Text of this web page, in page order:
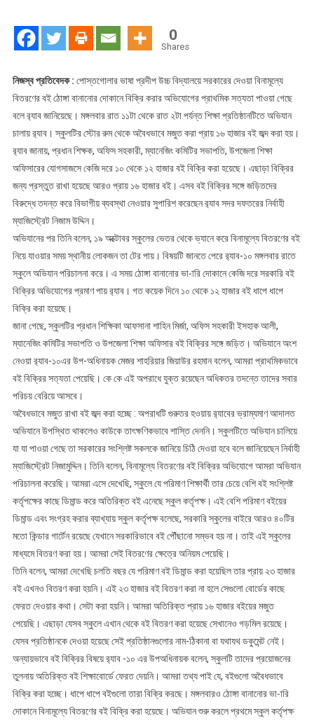
বিক্রি
0
Shares
নিজস্ব প্রতিবেদক : পোস্তগোলার ভাষা প্রদীপ উচ্চ বিদ্যালয়ে সরকারের দেওয়া বিনামূল্যে
বিতরণের বই ঠোঙ্গা বানানোর দোকানে বিক্রি করার অভিযোগের প্রাথমিক সত্যতা পাওয়া গেছে
বলে র‌্যাব জানিয়েছে। মঙ্গলবার রাত ১১টা থেকে রাত ২টা পর্যন্ত শিক্ষা প্রতিষ্ঠানটিতে অভিযান
চালায় র‌্যাব। স্কুলটির স্টোর রুম থেকে অবৈধভাবে মজুত করা প্রায় ১৬ হাজার বই জব্দ করা হয়।
র‌্যাব জানায়, প্রধান শিক্ষক, অফিস সহকারী, ম্যানেজিং কমিটির সভাপতি, উপজেলা শিক্ষা
অফিসারের যোগসাজসে কেজি দরে ১০ থেকে ১২ হাজার বই বিক্রি করা হয়েছে। এছাড়া বিক্রির
জন্য প্রস্তুত রাখা হয়েছে আরও প্রায় ১৬ হাজার বই। এসব বই বিক্রির সঙ্গে জড়িতদের
বিরুদ্ধে তদন্ত করে বিভাগীয় ব্যবস্থা নেওয়ার সুপারিশ করেছেন র‌্যাব সদর দফতরের নির্বাহী
ম্যাজিস্ট্রেট নিজাম উদ্দিন।
অভিযানের পর তিনি বলেন, ১৯ অক্টোবর স্কুলের ভেতর থেকে ভ্যানে করে বিনামূল্যে বিতরণের বই
নিয়ে যাওয়ার সময় স্থানীয় লোকজন তা টের পায়। বিষয়টি জানতে পেরে র‌্যাব-১০ মঙ্গলবার রাতে
স্কুলে অভিযান পরিচালনা করে। এ সময় ঠোঙ্গা বানানোর ভা-ারি দোকানে কেজি দরে সরকারি বই
বিক্রির অভিযোগের প্রমাণ পায় র‌্যাব। গত কয়েক দিনে ১০ থেকে ১২ হাজার বই ধাপে ধাপে
বিক্রি করা হয়েছে।
জানা গেছে, স্কুলটির প্রধান শিক্ষিকা আফসানা শাহিন মির্জা, অফিস সহকারী ইসহাক আলী,
ম্যানেজিং কমিটির সভাপতি ও উপজেলা শিক্ষা অফিসার বই বিক্রির সঙ্গে জড়িত। অভিযানে অংশ
নেওয়া র‌্যাব-১০এর উপ-অধিনায়ক মেজর শাহরিয়ার জিয়াউর রহমান বলেন, আমরা প্রাথমিকভাবে
বই বিক্রির সত্যতা পেয়েছি। কে কে এই অপরাধে যুক্ত রয়েছেন অধিকতর তদন্তে তাদের সবার
পরিচয় বেরিয়ে আসবে।
অবৈধভাবে মজুত রাখা বই জব্দ করা হচ্ছে : অপরাধটি গুরুতর হওয়ায় র‌্যাবের ভ্রাম্যমাণ আদালত
অভিযানে উপস্থিত থাকলেও কাউকে তাৎক্ষণিকভাবে শাস্তি দেননি। স্কুলটিতে অভিযান চালিয়ে
যা যা পাওয়া গেছে তা সরকারের সংশ্লিষ্ট সকলকে জানিয়ে চিঠি দেওয়া হবে বলে জানিয়েছেন নির্বাহী
ম্যাজিস্ট্রেট নিজামুদ্দিন। তিনি বলেন, বিনামূল্যে বিতরণের বই বিক্রির অভিযোগে আমরা অভিযান
পরিচালনা করেছি। আমরা এসে দেখেছি, স্কুলে যে পরিমাণ শিক্ষার্থী তার চেয়ে বেশি বই সংশ্লিষ্ট
কর্তৃপক্ষের কাছে ডিমান্ড করে অতিরিক্ত বই এনেছে স্কুল কর্তৃপক্ষ। এই বেশি পরিমাণ বইয়ের
ডিমান্ড এবং সংগ্রহ করার ব্যাখ্যায় স্কুল কর্তৃপক্ষ বলেছে, সরকারি স্কুলের বাইরে আরও ৪০টির
মতো কিন্ডার গার্টেন রয়েছে যেখানে সরকারিভাবে বই পৌঁছানো সম্ভব হয় না। তাই এই স্কুলের
মাধ্যমে বিতরণ করা হয়। আমরা সেই বিতরণের ক্ষেত্রে অনিয়ম পেয়েছি।
তিনি বলেন, আমরা দেখেছি চলতি বছর যে পরিমাণ বই ডিমান্ড করা হয়েছিল তার প্রায় ২৩ হাজার
বই এখনও বিতরণ করা হয়নি। এই ২৩ হাজার বই বিতরণ করা না হলে সেগুলো বোর্ডের কাছে
ফেরত দেওয়ার কথা। সেটা করা হয়নি। আমরা অতিরিক্ত প্রায় ১৬ হাজার বইয়ের মজুত
পেয়েছি। এছাড়া যেসব স্কুলে এখান থেকে বই বিতরণ করা হয়েছে সেখানেও গড়মিল রয়েছে।
যেসব প্রতিষ্ঠানকে দেওয়া হয়েছে সেই প্রতিষ্ঠানগুলোর নাম-ঠিকানা বা যথাযথ ডকুমেন্ট নেই।
অন্যায়ভাবে বই বিক্রির বিষয়ে র‌্যাব -১০ এর উপঅধিনায়ক বলেন, স্কুলটি তাদের প্রয়োজনের
তুলনায় অতিরিক্ত বই শিক্ষাবোর্ডে ফেরত দেয়নি। আমরা তথ্য পাই যে, বইগুলো অবৈধভাবে
বিক্রি করা হচ্ছে। ধাপে ধাপে বইগুলো তারা বিক্রি করছে। মঙ্গলবারও ঠোঙ্গা বানানোর ভা-ারি
দোকানে বিনামূল্যে বিতরণের বই বিক্রি করা হয়েছে। অভিযান শুরু করলে প্রথমে স্কুল কর্তৃপক্ষ